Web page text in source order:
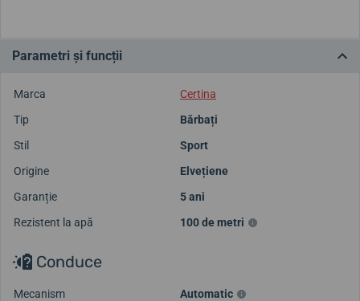
Parametri și funcții
Marca
Certina
Tip
Bărbați
Stil
Sport
Origine
Elvețiene
Garanție
5 ani
Rezistent la apă
100 de metri
Conduce
Mecanism
Automatic